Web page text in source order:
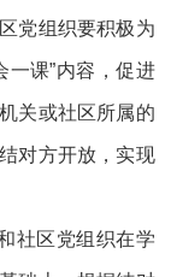
党组织要积极为
一课”内容，促进
关或社区所属的
对方开放，实现
社区党组织在学